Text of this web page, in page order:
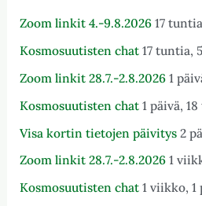
Zoom linkit 4.-9.8.2026 17
Kosmosuutisten chat 17 tuntia,
Zoom linkit 28.7.-2.8.2026 1
Kosmosuutisten chat 1 päivä,
Visa kortin tietojen päivitys 2
Zoom linkit 28.7.-2.8.2026 1
Kosmosuutisten chat 1 viikko, 1